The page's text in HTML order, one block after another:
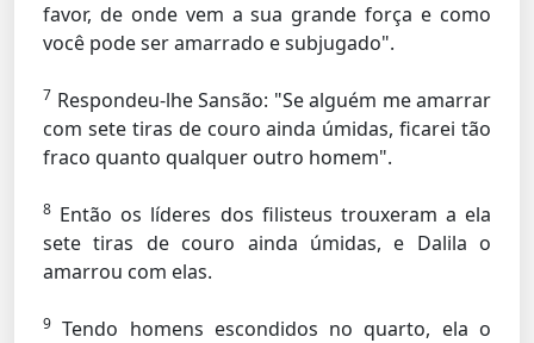
favor, de onde vem a sua grande força e como
você pode ser amarrado e subjugado".
7 Respondeu-lhe Sansão: "Se alguém me amarrar
com sete tiras de couro ainda úmidas, ficarei tão
fraco quanto qualquer outro homem".
8 Então os líderes dos filisteus trouxeram a ela
sete tiras de couro ainda úmidas, e Dalila o
amarrou com elas.
9 Tendo homens escondidos no quarto, ela o